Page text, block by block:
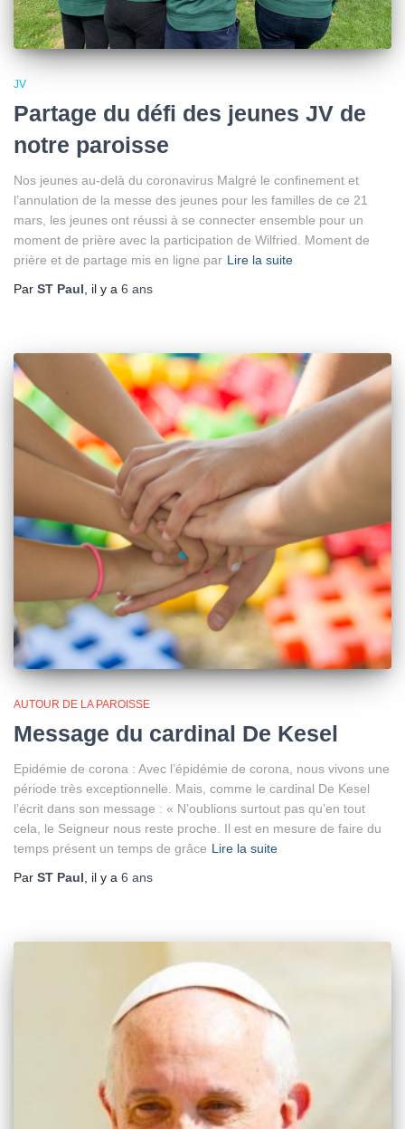
JV
Partage du défi des jeunes JV de
notre paroisse
Nos jeunes au-delà du coronavirus Malgré le confinement et
l’annulation de la messe des jeunes pour les familles de ce 21
mars, les jeunes ont réussi à se connecter ensemble pour un
moment de prière avec la participation de Wilfried. Moment de
prière et de partage mis en ligne par Lire la suite
Par ST Paul, il y a 6 ans
AUTOUR DE LA PAROISSE
Message du cardinal De Kesel
Epidémie de corona : Avec l’épidémie de corona, nous vivons une
période très exceptionnelle. Mais, comme le cardinal De Kesel
l’écrit dans son message : « N’oublions surtout pas qu’en tout
cela, le Seigneur nous reste proche. Il est en mesure de faire du
temps présent un temps de grâce Lire la suite
Par ST Paul , il y a 6 ans